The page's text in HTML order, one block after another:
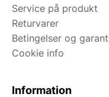
Service på produkt
Returvarer
Betingelser og
Cookie info
Information